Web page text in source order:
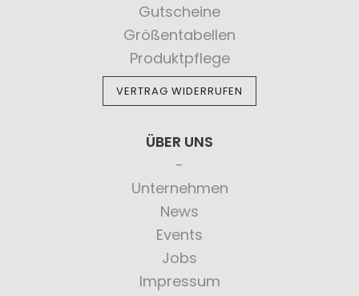
Gutscheine
Größentabellen
Produktpflege
VERTRAG WIDERRUFEN
ÜBER UNS
Unternehmen
News
Events
Jobs
Impressum